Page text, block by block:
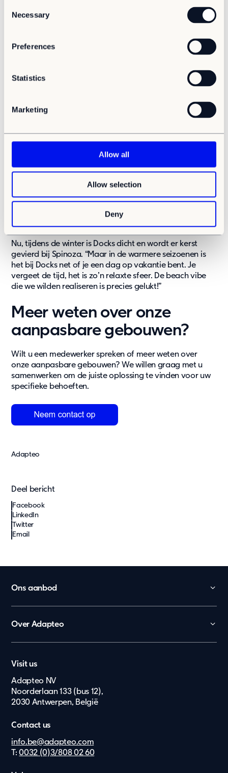
Necessary
Preferences
Statistics
Marketing
Allow all
Allow selection
Deny
Lietuvių
Eesti Keel
Suomi
Dansk
Norsk
Deutsch
“In het najaar hadden we een gin- en oesteravond met
DJ. En projectontwikkelaars vierden hier hun mijlpalen
te zien dat het tijdelijke huisvesting is. Alles is afgewerkt
met steigerhout, we hebben een handgemaakte bar, een
naar binnen te halen.”
driehonderd meter verderop onder een nieuwbouw
appartementencomplex. “Adapteo neemt onze modules
dan weer terug”, zegt Ralph die de samenwerking heel
prettig vond, omdat de contactpersoon regelmatig
langskwam en de eigenaren meenam in alle
communicatie, ook al was de gemeente de
Nu, tijdens de winter is Docks dicht en wordt er kerst
gevierd bij Spinoza. “Maar in de warmere seizoenen is
het bij Docks net of je een dag op vakantie bent. Je
vergeet de tijd, het is zo’n relaxte sfeer. De beach vibe
die we wilden realiseren is precies gelukt!”
Meer weten over onze
aanpasbare gebouwen?
Wilt u een medewerker spreken of meer weten over
onze aanpasbare gebouwen? We willen graag met u
samenwerken om de juiste oplossing te vinden voor uw
specifieke behoeften.
Adapteo
Deel bericht
Facebook
LinkedIn
Twitter
Email
Ons aanbod
Kinderopvang
Onderwijs
Zorg en gezondheid
Ouderenzorg
Wonen
Bouw & Industrie
Extra's
Over Adapteo
Contact
Visit us
Adapteo NV
Noorderlaan 133 (bus 12),
2030 Antwerpen, België
Contact us
info.be@adapteo.com
T:0032 (0)3/808 02 60